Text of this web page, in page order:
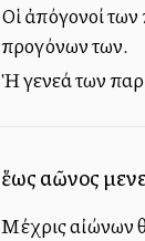
Οἱ ἀπόγονοί των
προγόνων των.
Ἡ γενεά των
ἕως αἰῶνος
Μέχρις αἰώνων